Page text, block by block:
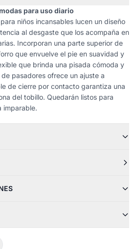
para uso diario
niños incansables lucen un diseño
al desgaste que los acompaña en
Incorporan una parte superior de
que envuelve el pie en suavidad y
que brinda una pisada cómoda y
pasadores ofrece un ajuste a
de cierre por contacto garantiza una
del tobillo. Quedarán listos para
imparable.